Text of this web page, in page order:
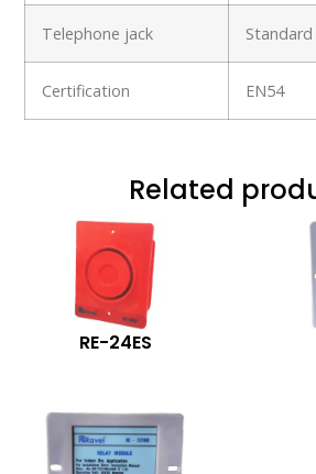
Telephone jack
Certification EN54
Related
RE-24ES